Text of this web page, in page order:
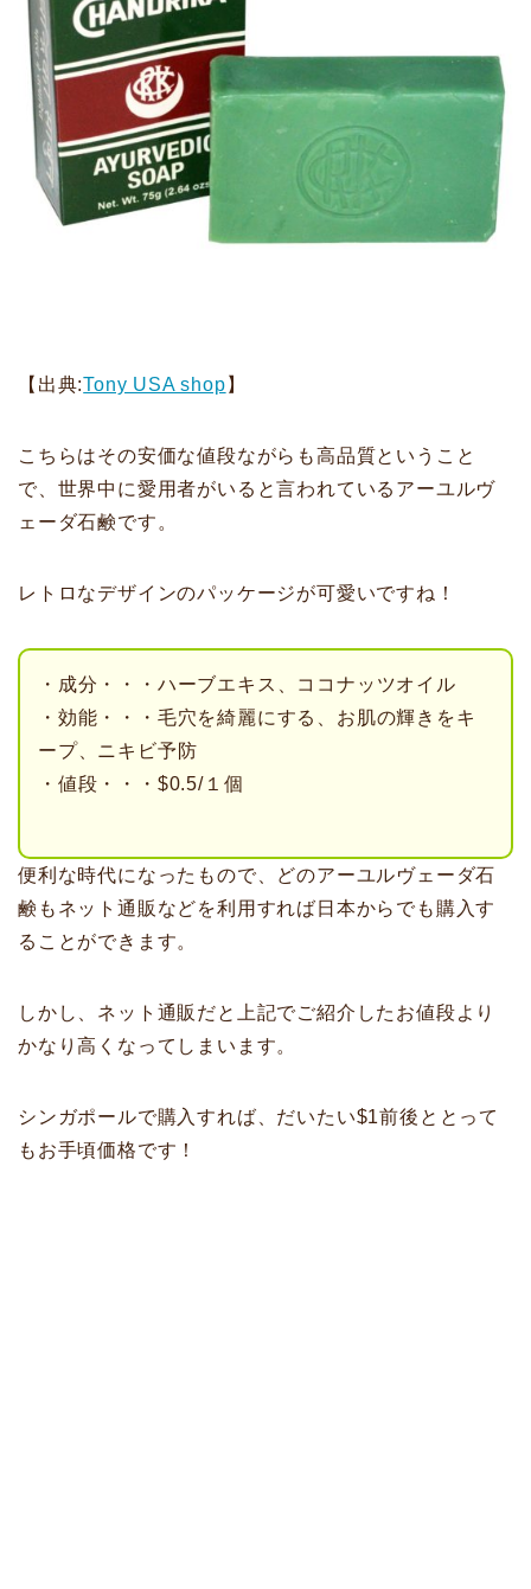
【出典:Tony USA shop 】
こちらはその安価な値段ながらも高品質ということ
で、世界中に愛用者がいると言われているアーユルヴ
ェーダ石鹸です。
レトロなデザインのパッケージが可愛いですね！
・成分・・・ハーブエキス、ココナッツオイル
・効能・・・毛穴を綺麗にする、お肌の輝きをキ
ープ、ニキビ予防
・値段・・・$0.5/１個
便利な時代になったもので、どのアーユルヴェーダ石
鹸もネット通販などを利用すれば日本からでも購入す
ることができます。
しかし、ネット通販だと上記でご紹介したお値段より
かなり高くなってしまいます。
シンガポールで購入すれば、だいたい$1前後ととって
もお手頃価格です！